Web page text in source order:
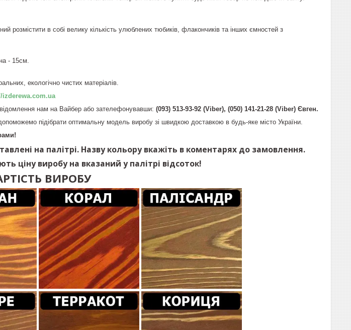
розмістити в собі велику кількість улюблених тюбиків, флакончиків та інших ємностей з
- 15см.
екологічно чистих матеріалів.
izderewa.com.ua
нам на Вайбер або зателефонувавши: (093) 513-93-92 (Viber), (050) 141-21-28 (Viber) Євген.
підібрати оптимальну модель виробу зі швидкою доставкою в будь-яке місто України.
на палітрі. Назву кольору вкажіть в коментарях до замовлення.
ціну виробу на вказаний у палітрі відсоток!
ВИРОБУ